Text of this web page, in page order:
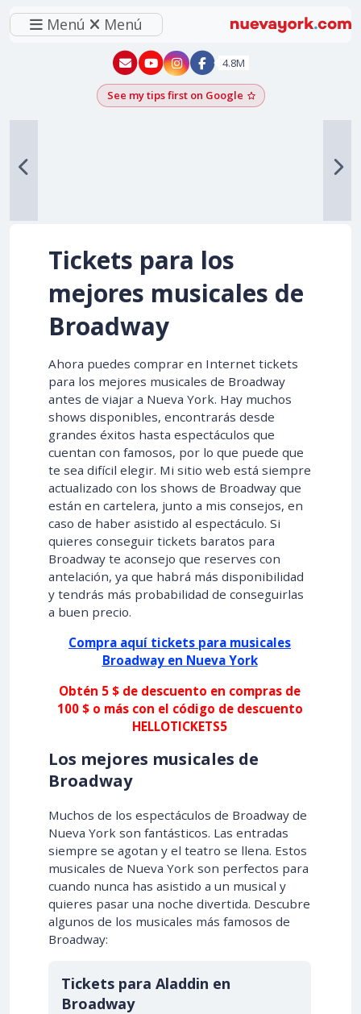
Menú Menú
New York - YouTube
New York - Instagram
4.8M
See my tips first on GoogleAdd as a Google
Tickets para los
mejores musicales de
Broadway
Ahora puedes comprar en Internet tickets
para los mejores musicales de Broadway
antes de viajar a Nueva York. Hay muchos
shows disponibles, encontrarás desde
grandes éxitos hasta espectáculos que
cuentan con famosos, por lo que puede que
te sea difícil elegir. Mi sitio web está siempre
actualizado con los shows de Broadway que
están en cartelera, junto a mis consejos, en
caso de haber asistido al espectáculo. Si
quieres conseguir tickets baratos para
Broadway te aconsejo que reserves con
antelación, ya que habrá más disponibilidad
y tendrás más probabilidad de conseguirlas
a buen precio.
Compra aquí tickets para musicales
Broadway en Nueva York
Obtén 5 $ de descuento en compras de
100 $ o más con el código de descuento
HELLOTICKETS5
Los mejores musicales de
Broadway
Muchos de los espectáculos de Broadway de
Nueva York son fantásticos. Las entradas
siempre se agotan y el teatro se llena. Estos
musicales de Nueva York son perfectos para
cuando nunca has asistido a un musical y
quieres pasar una noche divertida. Descubre
algunos de los musicales más famosos de
Broadway:
Tickets para Aladdin en
Broadway